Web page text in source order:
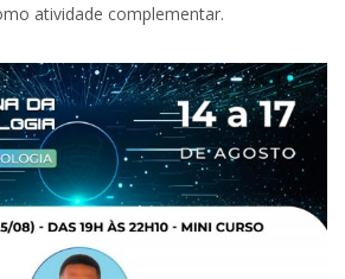
atividade complementar.